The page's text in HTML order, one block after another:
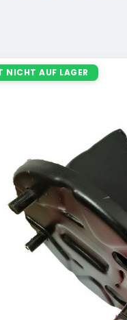
NICHT AUF LAGER